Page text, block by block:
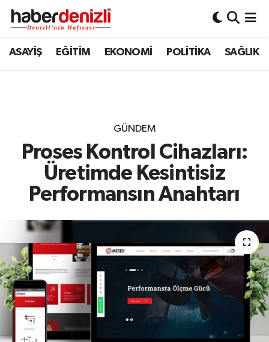
ASAYİŞ EĞİTİM EKONOMİ POLİTİKA SAĞLIK
GÜNDEM
Proses Kontrol Cihazları:
Üretimde Kesintisiz
Performansın Anahtarı
Denizli Nöbetçi Eczaneler
Tüm Manşetler
Son Dakika Haberleri
Haber Arşivi